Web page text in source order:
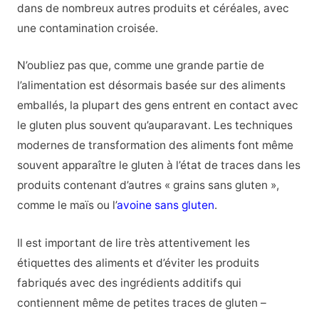
dans de nombreux autres produits et céréales, avec
une contamination croisée.
N’oubliez pas que, comme une grande partie de
l’alimentation est désormais basée sur des aliments
emballés, la plupart des gens entrent en contact avec
le gluten plus souvent qu’auparavant. Les techniques
modernes de transformation des aliments font même
souvent apparaître le gluten à l’état de traces dans les
produits contenant d’autres « grains sans gluten »,
comme le maïs ou l’avoine sans gluten.
Il est important de lire très attentivement les
étiquettes des aliments et d’éviter les produits
fabriqués avec des ingrédients additifs qui
contiennent même de petites traces de gluten –